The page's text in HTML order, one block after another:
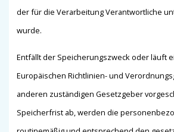
der für die Verarbeitung Verantwortliche
wurde.
Entfällt der Speicherungszweck oder läuft
Europäischen Richtlinien- und
anderen zuständigen Gesetzgeber
Speicherfrist ab, werden die